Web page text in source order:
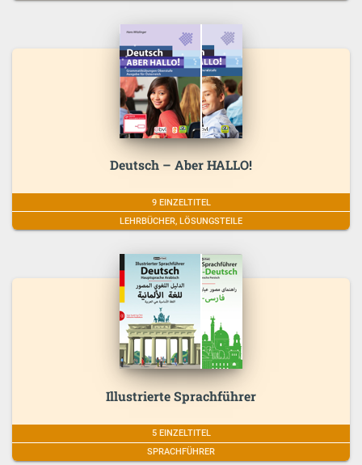
Deutsch – Aber HALLO!
9 EINZELTITEL
LEHRBÜCHER, LÖSUNGSTEILE
Illustrierte Sprachführer
5 EINZELTITEL
SPRACHFÜHRER